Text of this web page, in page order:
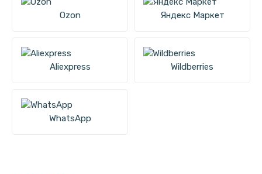
Ozon Яндекс Маркет
Aliexpress Wildberries
WhatsApp